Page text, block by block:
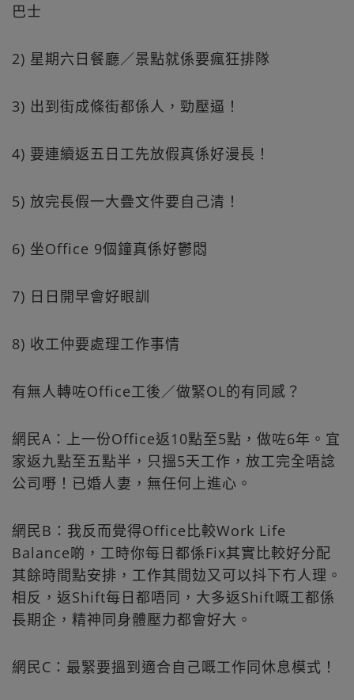
巴士
2) 星期六日餐廳／景點就係要瘋狂排隊
3) 出到街成條街都係人，勁壓逼！
4) 要連續返五日工先放假真係好漫長！
5) 放完長假一大疊文件要自己清！
6) 坐Office 9個鐘真係好鬱悶
7) 日日開早會好眼訓
8) 收工仲要處理工作事情
有無人轉咗Office工後／做緊OL的有同感？
網民A：上一份Office返10點至5點，做咗6年。宜
家返九點至五點半，只搵5天工作，放工完全唔諗
公司嘢！已婚人妻，無任何上進心。
網民B：我反而覺得Office比較Work Life
Balance啲，工時你每日都係Fix其實比較好分配
其餘時間點安排，工作其間攰又可以抖下冇人理。
相反，返Shift每日都唔同，大多返Shift嘅工都係
長期企，精神同身體壓力都會好大。
網民C：最緊要搵到適合自己嘅工作同休息模式！